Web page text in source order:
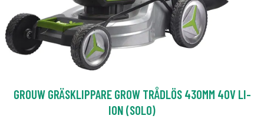
GROUW GRÄSKLIPPARE GROW TRÅDLÖS 430MM 40V LI-
ION (SOLO)